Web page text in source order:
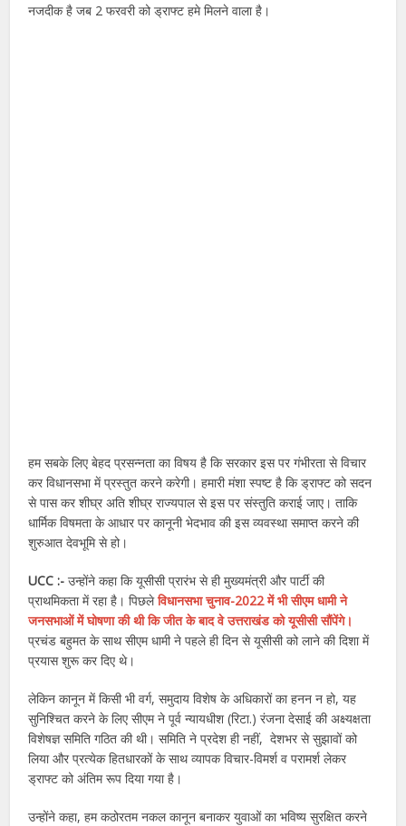
नजदीक है जब 2 फरवरी को ड्राफ्ट हमे मिलने वाला है।
हम सबके लिए बेहद प्रसन्नता का विषय है कि सरकार इस पर गंभीरता से विचार
कर विधानसभा में प्रस्तुत करने करेगी। हमारी मंशा स्पष्ट है कि ड्राफ्ट को सदन
से पास कर शीघ्र अति शीघ्र राज्यपाल से इस पर संस्तुति कराई जाए। ताकि
धार्मिक विषमता के आधार पर कानूनी भेदभाव की इस व्यवस्था समाप्त करने की
शुरुआत देवभूमि से हो।
UCC :-उन्होंने कहा कि यूसीसी प्रारंभ से ही मुख्यमंत्री और पार्टी की
प्राथमिकता में रहा है। पिछलेविधानसभा चुनाव-2022 में भी सीएम धामी ने
जनसभाओं में घोषणा की थी कि जीत के बाद वे उत्तराखंड को यूसीसी सौंपेंगे।
प्रचंड बहुमत के साथ सीएम धामी ने पहले ही दिन से यूसीसी को लाने की दिशा में
प्रयास शुरू कर दिए थे।
लेकिन कानून में किसी भी वर्ग, समुदाय विशेष के अधिकारों का हनन न हो, यह
सुनिश्चित करने के लिए सीएम ने पूर्व न्यायधीश (रिटा.) रंजना देसाई की अक्ष्यक्षता
विशेषज्ञ समिति गठित की थी। समिति ने प्रदेश ही नहीं, देशभर से सुझावों को
लिया और प्रत्येक हितधारकों के साथ व्यापक विचार-विमर्श व परामर्श लेकर
ड्राफ्ट को अंतिम रूप दिया गया है।
उन्होंने कहा, हम कठोरतम नकल कानून बनाकर युवाओं का भविष्य सुरक्षित करने